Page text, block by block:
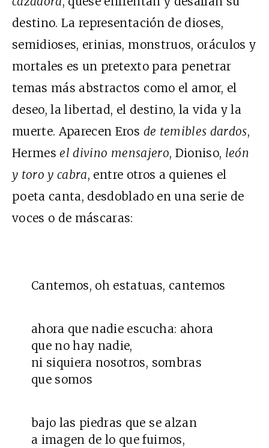
destino. La representación de dioses,
semidioses, erinias, monstruos, oráculos y
mortales es un pretexto para penetrar
temas más abstractos como el amor, el
deseo, la libertad, el destino, la vida y la
muerte. Aparecen Eros de temibles dardos,
Hermes el divino mensajero, Dioniso, león
y toro y cabra, entre otros a quienes el
poeta canta, desdoblado en una serie de
voces o de máscaras:
Cantemos, oh estatuas, cantemos
ahora que nadie escucha: ahora
que no hay nadie,
ni siquiera nosotros, sombras
que somos
bajo las piedras que se alzan
a imagen de lo que fuimos,